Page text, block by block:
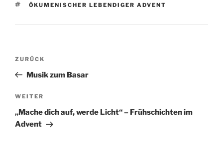
SCHLAGWÖRTER
ÖKUMENISCHER LEBENDIGER ADVENT
Beitragsnavigation
Vorheriger
Beitrag
ZURÜCK
Musik zum Basar
Nächster
Beitrag
WEITER
„Mache dich auf, werde Licht“ – Frühschichten im
Advent